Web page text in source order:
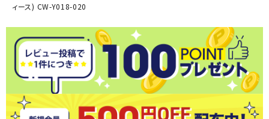
ィース) CW-Y018-020